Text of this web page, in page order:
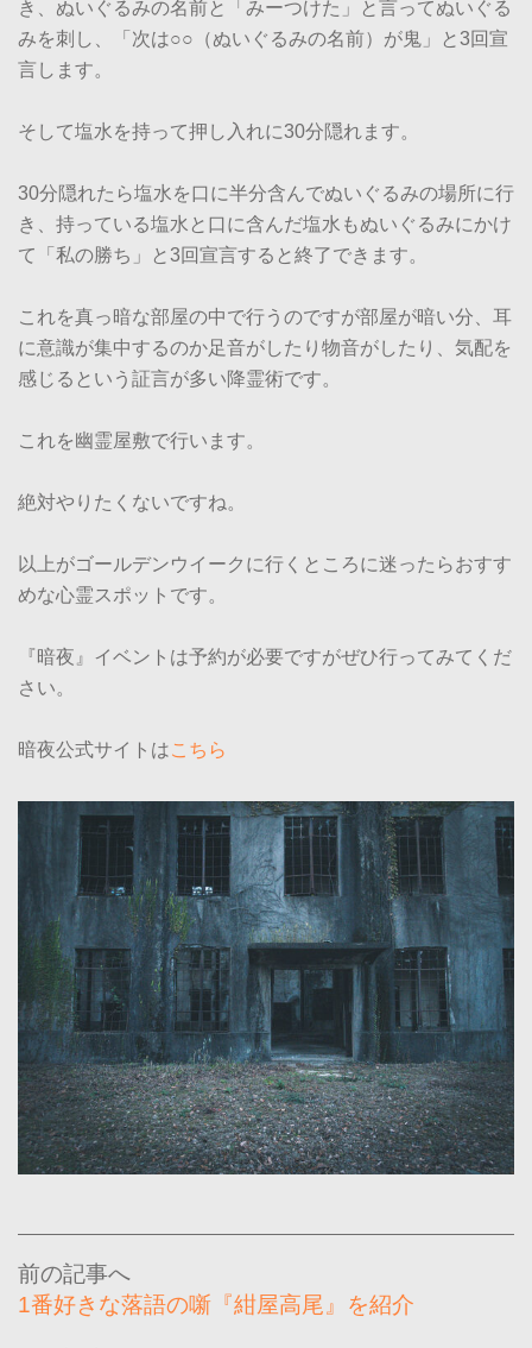
き、ぬいぐるみの名前と「みーつけた」と言ってぬいぐる
みを刺し、「次は○○（ぬいぐるみの名前）が鬼」と3回宣
言します。
そして塩水を持って押し入れに30分隠れます。
30分隠れたら塩水を口に半分含んでぬいぐるみの場所に行
き、持っている塩水と口に含んだ塩水もぬいぐるみにかけ
て「私の勝ち」と3回宣言すると終了できます。
これを真っ暗な部屋の中で行うのですが部屋が暗い分、耳
に意識が集中するのか足音がしたり物音がしたり、気配を
感じるという証言が多い降霊術です。
これを幽霊屋敷で行います。
絶対やりたくないですね。
以上がゴールデンウイークに行くところに迷ったらおすす
めな心霊スポットです。
『暗夜』イベントは予約が必要ですがぜひ行ってみてくだ
さい。
暗夜公式サイトはこちら
投
稿
1番好きな落語の噺『紺屋高尾』を紹介